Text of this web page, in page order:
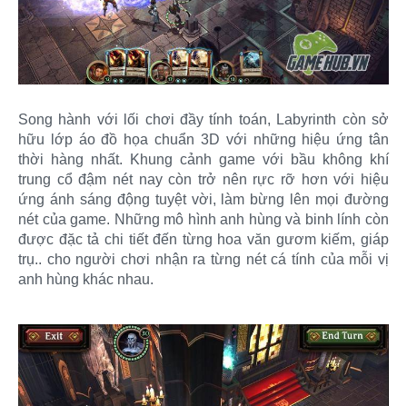
Song hành với lối chơi đầy tính toán, Labyrinth còn sở
hữu lớp áo đồ họa chuẩn 3D với những hiệu ứng tân
thời hàng nhất. Khung cảnh game với bầu không khí
trung cổ đậm nét nay còn trở nên rực rỡ hơn với hiệu
ứng ánh sáng động tuyệt vời, làm bừng lên mọi đường
nét của game. Những mô hình anh hùng và binh lính còn
được đặc tả chi tiết đến từng hoa văn gươm kiếm, giáp
trụ.. cho người chơi nhận ra từng nét cá tính của mỗi vị
anh hùng khác nhau.